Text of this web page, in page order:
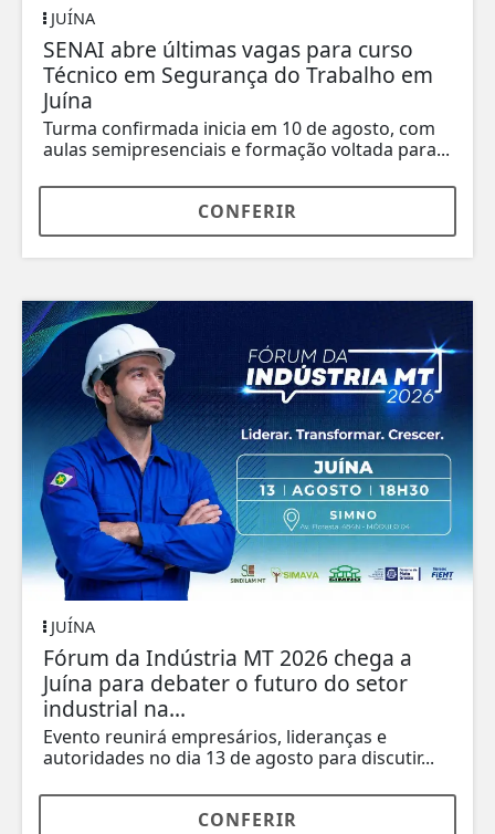
JUÍNA
SENAI abre últimas vagas para curso
Técnico em Segurança do Trabalho em
Juína
Turma confirmada inicia em 10 de agosto, com
aulas semipresenciais e formação voltada para...
CONFERIR
JUÍNA
Fórum da Indústria MT 2026 chega a
Juína para debater o futuro do setor
industrial na...
Evento reunirá empresários, lideranças e
autoridades no dia 13 de agosto para discutir...
CONFERIR